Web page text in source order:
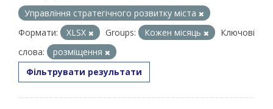
Управління стратегічного розвитку міста
Формати:
XLSX Groups: Кожен місяць
Ключові
слова:
розміщення
Фільтрувати результати